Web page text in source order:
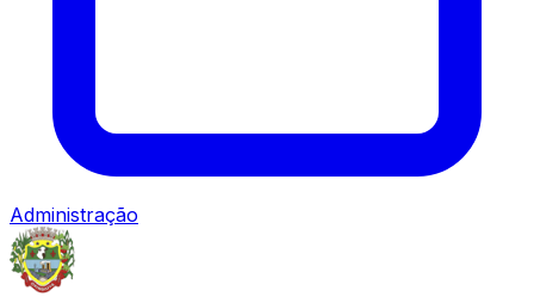
Administração